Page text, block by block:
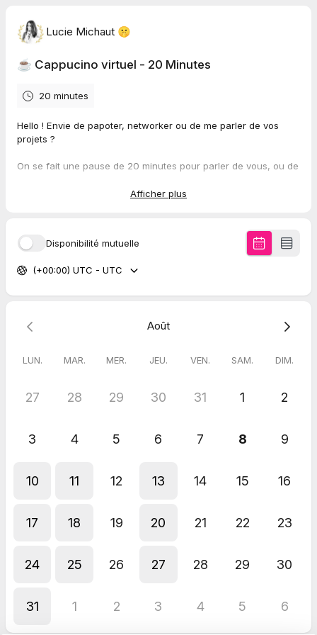
Lucie Michaut 🤫
☕ Cappucino virtuel - 20 Minutes
20 minutes
Hello ! Envie de papoter, networker ou de me parler de vos
projets ?
On se fait une pause de 20 minutes pour parler de vous, ou de
Des conseils pertinents sur votre business model
Des axes d'amélioration pur amplifier les points forts et
gommer les points faibles
Afficher plus
Disponibilité mutuelle
(+00:00) UTC - UTC
Août
LUN. MAR. MER. JEU. VEN. SAM. DIM.
27 28 29 30 31 1 2
3 4 5 6 7 8 9
10 11 12 13 14 15 16
17 18 19 20 21 22 23
24 25 26 27 28 29 30
31 1 2 3 4 5 6